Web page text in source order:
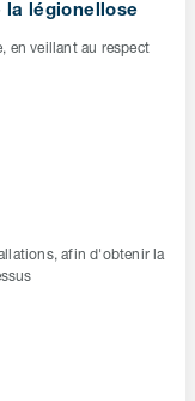
la légionellose
en veillant au respect
afin d'obtenir la